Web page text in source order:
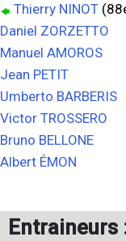
Thierry NINOT
Daniel ZORZETTO
Manuel AMOROS
Jean PETIT
Umberto BARBERIS
Victor TROSSERO
Bruno BELLONE
Albert ÉMON
Entraineurs